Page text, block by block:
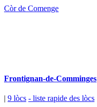
Còr de Comenge
Frontignan-de-Comminges
| 9 lòcs - liste rapide des lòcs